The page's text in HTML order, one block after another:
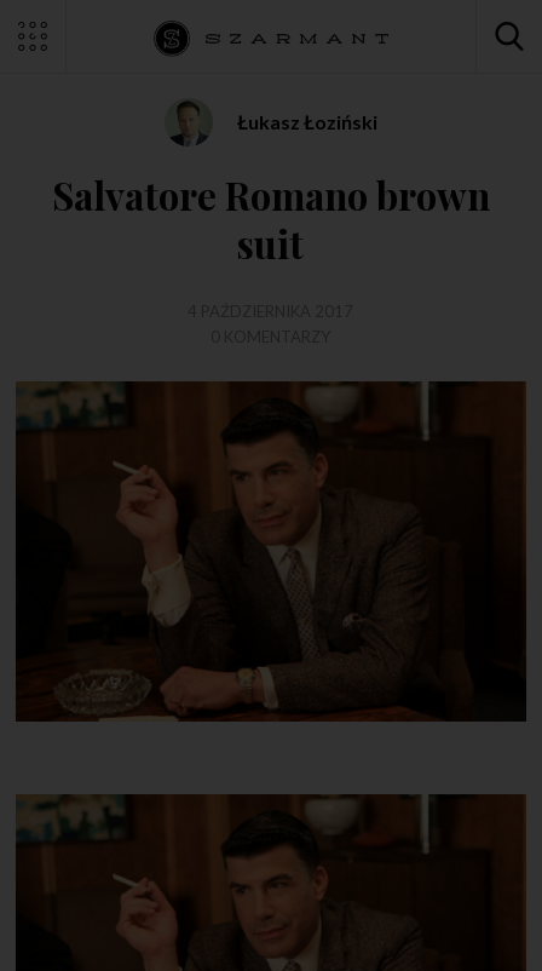
Łukasz Łoziński
Salvatore Romano brown
suit